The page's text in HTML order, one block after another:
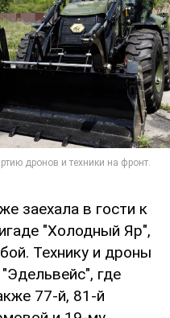
заехала в гости к
"Холодный Яр",
Технику и дроны
где
77-й, 81-й